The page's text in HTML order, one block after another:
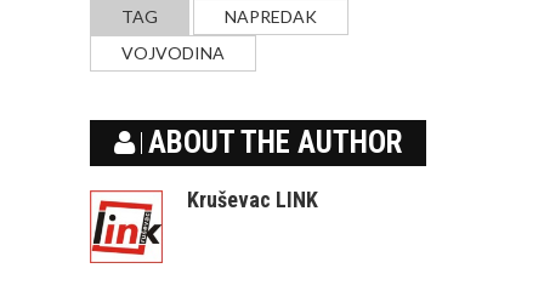
TAG
NAPREDAK
VOJVODINA
ABOUT THE AUTHOR
Kruševac LINK